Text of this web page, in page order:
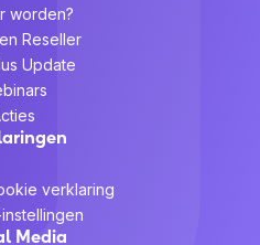
worden?
Reseller
Update
verklaring
Media